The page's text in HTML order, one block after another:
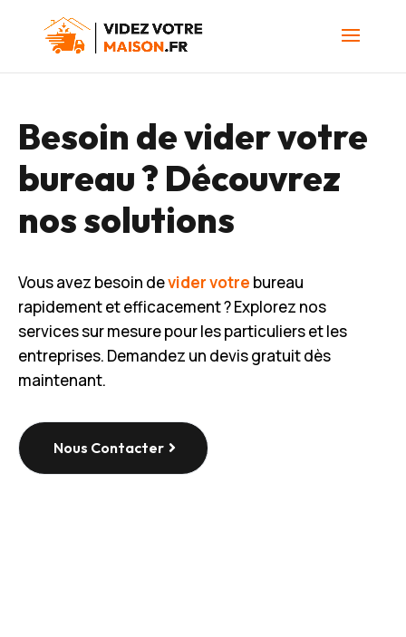
Besoin de vider votre
bureau ? Découvrez
nos solutions
Vous avez besoin devider votre bureau
rapidement et efficacement ? Explorez nos
services sur mesure pour les particuliers et les
entreprises. Demandez un devis gratuit dès
maintenant.
Nous Contacter